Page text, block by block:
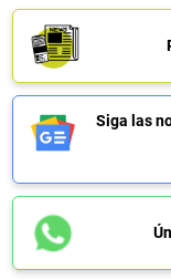
Siga las